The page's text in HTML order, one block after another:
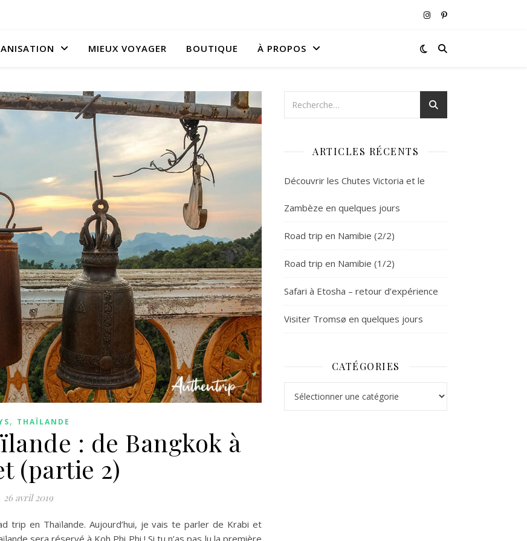
MIEUX VOYAGER BOUTIQUE À PROPOS
, THAÏLANDE
: de Bangkok à
(partie 2)
26 avril 2019
trip en Thaïlande. Aujourd’hui, je vais te parler de Krabi et
sera réservé à Koh Phi Phi ! Si tu n’as pas lu la première
ARTICLES RÉCENTS
Découvrir les Chutes Victoria et le
Zambèze en quelques jours
Road trip en Namibie (2/2)
Road trip en Namibie (1/2)
Safari à Etosha – retour d’expérience
Visiter Tromsø en quelques jours
CATÉGORIES